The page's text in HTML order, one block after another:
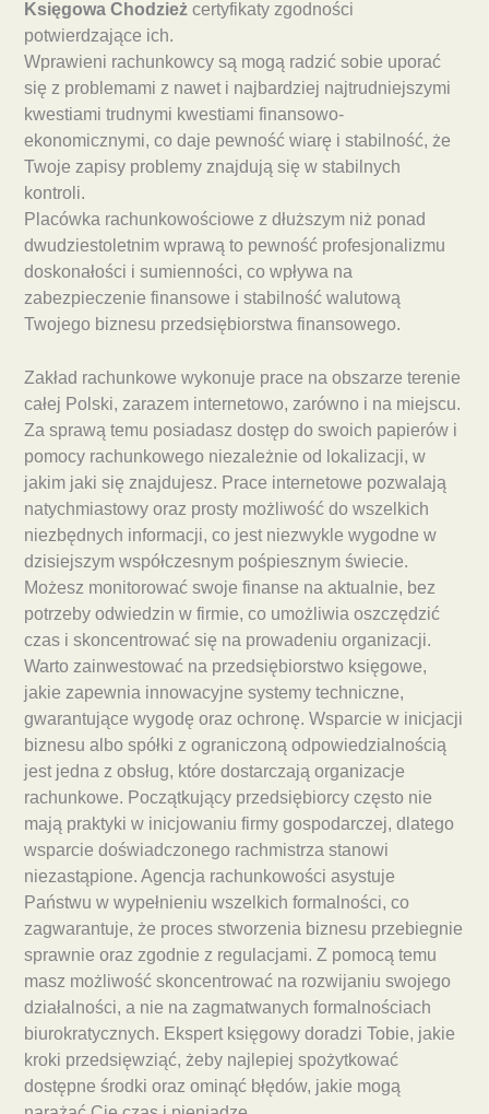
Księgowa Chodzież certyfikaty zgodności
potwierdzające ich.
Wprawieni rachunkowcy są mogą radzić sobie uporać
się z problemami z nawet i najbardziej najtrudniejszymi
kwestiami trudnymi kwestiami finansowo-
ekonomicznymi, co daje pewność wiarę i stabilność, że
Twoje zapisy problemy znajdują się w stabilnych
kontroli.
Placówka rachunkowościowe z dłuższym niż ponad
dwudziestoletnim wprawą to pewność profesjonalizmu
doskonałości i sumienności, co wpływa na
zabezpieczenie finansowe i stabilność walutową
Twojego biznesu przedsiębiorstwa finansowego.
Zakład rachunkowe wykonuje prace na obszarze terenie
całej Polski, zarazem internetowo, zarówno i na miejscu.
Za sprawą temu posiadasz dostęp do swoich papierów i
pomocy rachunkowego niezależnie od lokalizacji, w
jakim jaki się znajdujesz. Prace internetowe pozwalają
natychmiastowy oraz prosty możliwość do wszelkich
niezbędnych informacji, co jest niezwykle wygodne w
dzisiejszym współczesnym pośpiesznym świecie.
Możesz monitorować swoje finanse na aktualnie, bez
potrzeby odwiedzin w firmie, co umożliwia oszczędzić
czas i skoncentrować się na prowadeniu organizacji.
Warto zainwestować na przedsiębiorstwo księgowe,
jakie zapewnia innowacyjne systemy techniczne,
gwarantujące wygodę oraz ochronę. Wsparcie w inicjacji
biznesu albo spółki z ograniczoną odpowiedzialnością
jest jedna z obsług, które dostarczają organizacje
rachunkowe. Początkujący przedsiębiorcy często nie
mają praktyki w inicjowaniu firmy gospodarczej, dlatego
wsparcie doświadczonego rachmistrza stanowi
niezastąpione. Agencja rachunkowości asystuje
Państwu w wypełnieniu wszelkich formalności, co
zagwarantuje, że proces stworzenia biznesu przebiegnie
sprawnie oraz zgodnie z regulacjami. Z pomocą temu
masz możliwość skoncentrować na rozwijaniu swojego
działalności, a nie na zagmatwanych formalnościach
biurokratycznych. Ekspert księgowy doradzi Tobie, jakie
kroki przedsięwziąć, żeby najlepiej spożytkować
dostępne środki oraz ominąć błędów, jakie mogą